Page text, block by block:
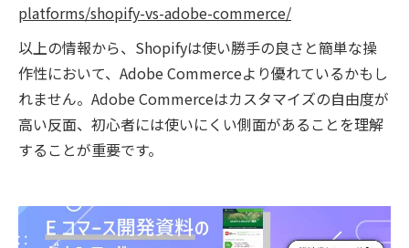
platforms/shopify-vs-adobe-commerce/
以上の情報から、Shopifyは使い勝手の良さと簡単な操
作性において、Adobe Commerceより優れているかもし
れません。Adobe Commerceはカスタマイズの自由度が
高い反面、初心者には使いにくい側面があることを理解
することが重要です。